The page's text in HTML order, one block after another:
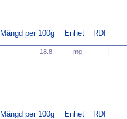
Mängd per 100g Enhet RDI
18.8 mg
Mängd per 100g Enhet RDI